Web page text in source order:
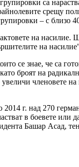
са
срещу
– с близо
на насилие.
на
се знае, че са
броят на
членовете
2014 г. над 270
в боевете или
Башар Асад,